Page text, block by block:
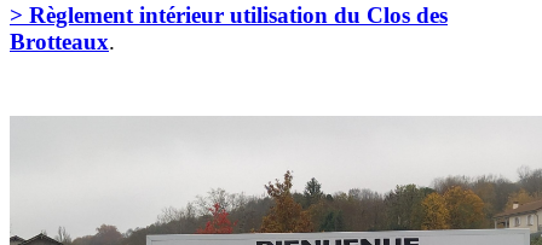
> Règlement intérieur utilisation du Clos des
Brotteaux.